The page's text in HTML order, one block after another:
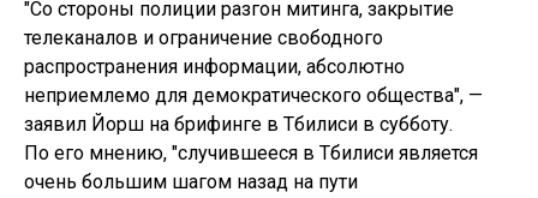
"Со стороны полиции разгон митинга, закрытие
телеканалов и ограничение свободного
распространения информации, абсолютно
неприемлемо для демократического общества", —
заявил Йорш на брифинге в Тбилиси в субботу.
По его мнению, "случившееся в Тбилиси является
очень большим шагом назад на пути